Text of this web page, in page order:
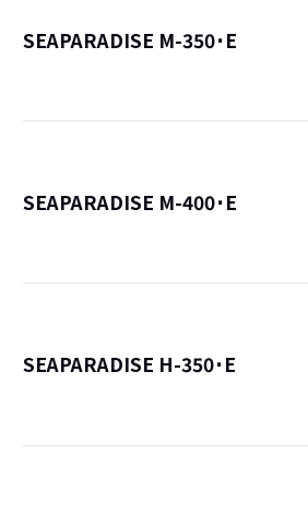
SEAPARADISE M-350･E
SEAPARADISE M-400･E
SEAPARADISE H-350･E